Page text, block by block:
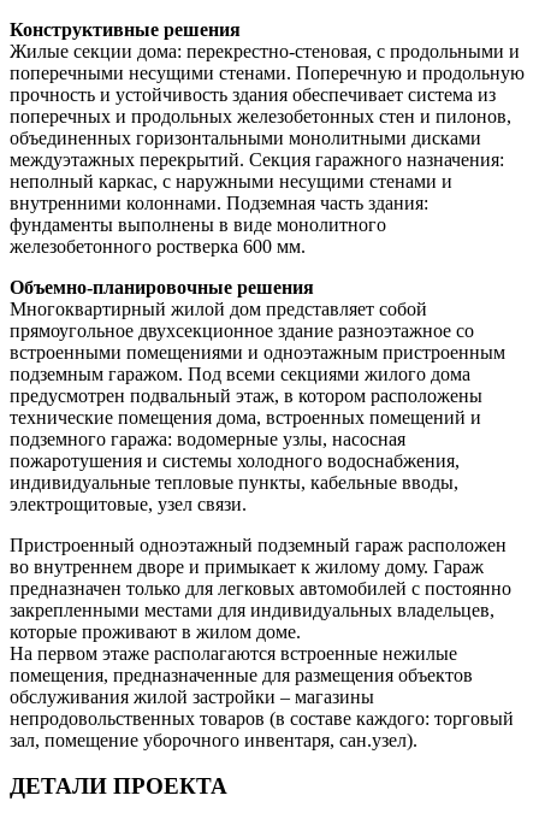
Конструктивные решения
Жилые секции дома: перекрестно-стеновая, с продольными и
поперечными несущими стенами. Поперечную и продольную
прочность и устойчивость здания обеспечивает система из
поперечных и продольных железобетонных стен и пилонов,
объединенных горизонтальными монолитными дисками
междуэтажных перекрытий. Секция гаражного назначения:
неполный каркас, с наружными несущими стенами и
внутренними колоннами. Подземная часть здания:
фундаменты выполнены в виде монолитного
железобетонного ростверка 600 мм.
Объемно-планировочные решения
Многоквартирный жилой дом представляет собой
прямоугольное двухсекционное здание разноэтажное со
встроенными помещениями и одноэтажным пристроенным
подземным гаражом. Под всеми секциями жилого дома
предусмотрен подвальный этаж, в котором расположены
технические помещения дома, встроенных помещений и
подземного гаража: водомерные узлы, насосная
пожаротушения и системы холодного водоснабжения,
индивидуальные тепловые пункты, кабельные вводы,
электрощитовые, узел связи.
Пристроенный одноэтажный подземный гараж расположен
во внутреннем дворе и примыкает к жилому дому. Гараж
предназначен только для легковых автомобилей с постоянно
закрепленными местами для индивидуальных владельцев,
которые проживают в жилом доме.
На первом этаже располагаются встроенные нежилые
помещения, предназначенные для размещения объектов
обслуживания жилой застройки – магазины
непродовольственных товаров (в составе каждого: торговый
зал, помещение уборочного инвентаря, сан.узел).
ДЕТАЛИ ПРОЕКТА